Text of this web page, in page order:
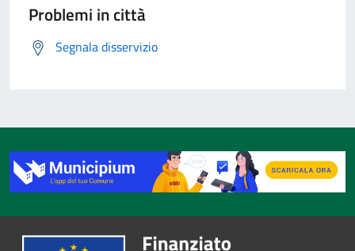
Problemi in città
Segnala disservizio